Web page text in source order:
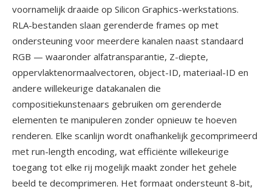
voornamelijk draaide op Silicon Graphics-werkstations.
RLA-bestanden slaan gerenderde frames op met
ondersteuning voor meerdere kanalen naast standaard
RGB — waaronder alfatransparantie, Z-diepte,
oppervlaktenormaalvectoren, object-ID, materiaal-ID en
andere willekeurige datakanalen die
compositiekunstenaars gebruiken om gerenderde
elementen te manipuleren zonder opnieuw te hoeven
renderen. Elke scanlijn wordt onafhankelijk gecomprimeerd
met run-length encoding, wat efficiënte willekeurige
toegang tot elke rij mogelijk maakt zonder het gehele
beeld te decomprimeren. Het formaat ondersteunt 8-bit,